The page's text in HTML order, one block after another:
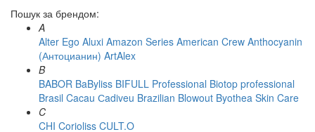
Пошук за брендом:
A
Alter Ego Aluxi Amazon Series American Crew Anthocyanin
(Антоцианин) ArtAlex
B
BABOR BaByliss BIFULL Professional Biotop professional
Brasil Cacau Сadiveu Brazilian Blowout Byothea Skin Care
C
CHI Corioliss CULT.O